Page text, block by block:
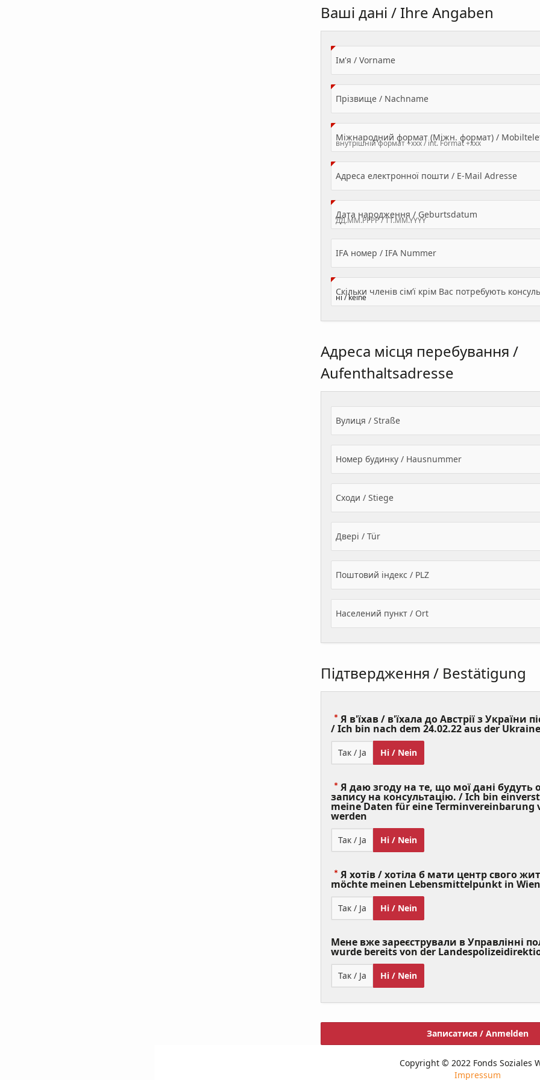
Ваші дані / Ihre Angaben
Ім'я / Vorname(Value Required)
Прізвище / Nachname(Value Required)
Міжнародний формат (Міжн. формат) /
Адреса електронної пошти / E-Mail Adresse
Дата народження / Geburtsdatum
IFA номер / IFA Nummer
Адреса місця перебування /
Aufenthaltsadresse
Вулиця / Straße
Номер будинку / Hausnummer
Сходи / Stiege
Двері / Tür
Поштовий індекс / PLZ
Населений пункт / Ort
Підтвердження / Bestätigung
Я в'їхав / в'їхала до Австрії з України
/ Ich bin nach dem 24.02.22 aus der
Так / Ja Ні / Nein
Я даю згоду на те, що мої дані будуть
запису на консультацію. / Ich bin
meine Daten für eine Terminvereinbarung
werden
Required)
Так / Ja Ні / Nein
Я хотів / хотіла б мати центр свого
möchte meinen Lebensmittelpunkt in
Так / Ja Ні / Nein
Мене вже зареєстрували в Управлінні
wurde bereits von der
Так / Ja Ні / Nein
Записатися / Anmelden
Copyright © 2022 Fonds Soziales
Impressum